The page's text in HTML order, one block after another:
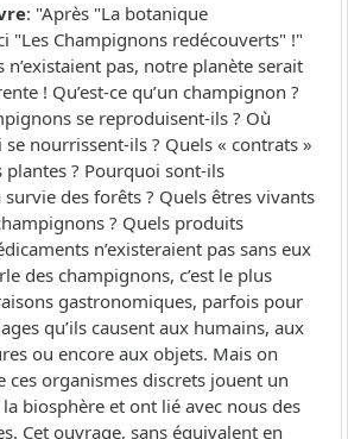
: "Après "La botanique
"Les Champignons redécouverts" !"
n’existaient pas, notre planète serait
! Qu’est-ce qu’un champignon ?
se reproduisent-ils ? Où
nourrissent-ils ? Quels « contrats »
plantes ? Pourquoi sont-ils
des forêts ? Quels êtres vivants
? Quels produits
n’existeraient pas sans eux
des champignons, c’est le plus
gastronomiques, parfois pour
qu’ils causent aux humains, aux
ou encore aux objets. Mais on
ces organismes discrets jouent un
biosphère et ont lié avec nous des
Cet ouvrage, sans équivalent en